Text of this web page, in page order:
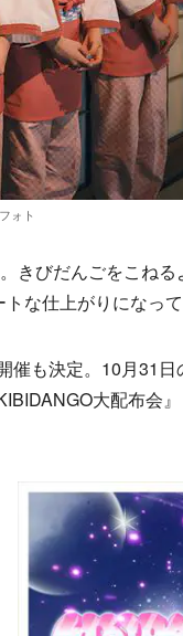
ォト
きびだんごをこねる
な仕上がりになって
も決定。10月31日
大配布会